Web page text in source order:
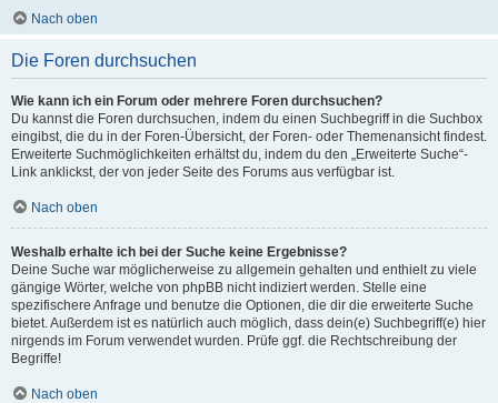
Nach oben
Die Foren durchsuchen
Wie kann ich ein Forum oder mehrere Foren durchsuchen?
Du kannst die Foren durchsuchen, indem du einen Suchbegriff in die Suchbox
eingibst, die du in der Foren-Übersicht, der Foren- oder Themenansicht findest.
Erweiterte Suchmöglichkeiten erhältst du, indem du den „Erweiterte Suche“-
Link anklickst, der von jeder Seite des Forums aus verfügbar ist.
Nach oben
Weshalb erhalte ich bei der Suche keine Ergebnisse?
Deine Suche war möglicherweise zu allgemein gehalten und enthielt zu viele
gängige Wörter, welche von phpBB nicht indiziert werden. Stelle eine
spezifischere Anfrage und benutze die Optionen, die dir die erweiterte Suche
bietet. Außerdem ist es natürlich auch möglich, dass dein(e) Suchbegriff(e) hier
nirgends im Forum verwendet wurden. Prüfe ggf. die Rechtschreibung der
Begriffe!
Nach oben